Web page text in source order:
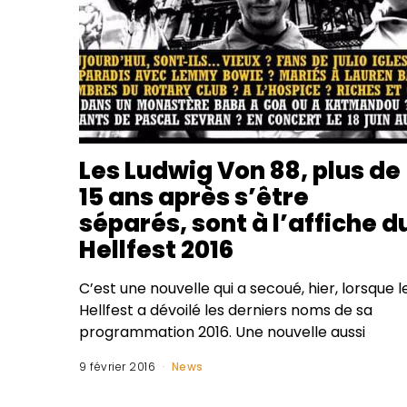
Les Ludwig Von 88, plus de
15 ans après s’être
séparés, sont à l’affiche
Hellfest 2016
C’est une nouvelle qui a secoué, hier, lorsque
Hellfest a dévoilé les derniers noms de sa
programmation 2016. Une nouvelle aussi
9 février 2016 News